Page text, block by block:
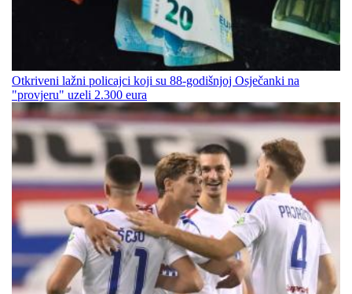
Otkriveni lažni policajci koji su 88-godišnjoj Osječanki na
"provjeru" uzeli 2.300 eura